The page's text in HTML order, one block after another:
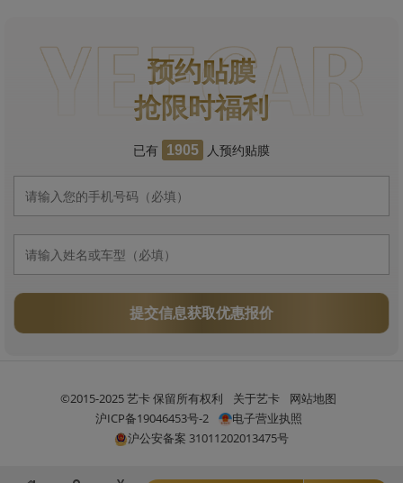
预约贴膜
抢限时福利
已有 1905 人预约贴膜
提交信息获取优惠报价
©2015-2025 艺卡 保留所有权利 关于艺卡
网站地图
沪ICP备19046453号-2
电子营业执照
沪公安备案 31011202013475号